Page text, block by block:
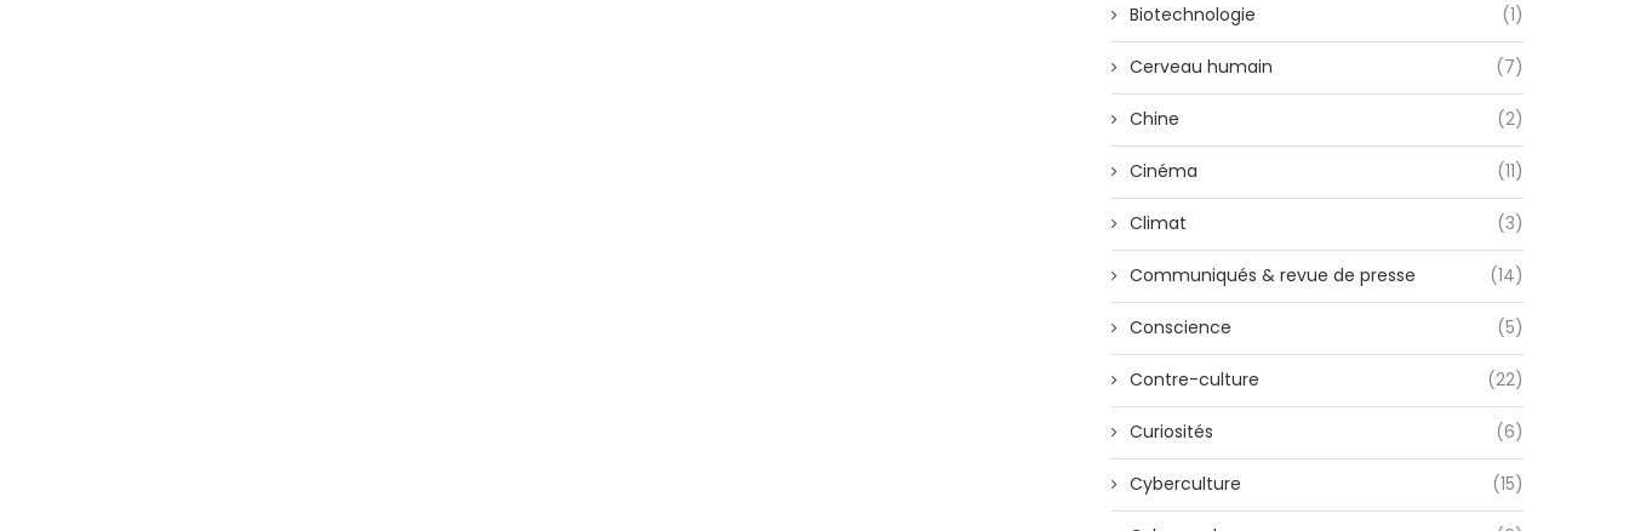
Biotechnologie (1)
Cerveau humain (7)
Chine (2)
Cinéma (11)
Climat (3)
Communiqués & revue de presse (14)
Conscience (5)
Contre-culture (22)
Curiosités (6)
Cyberculture (15)